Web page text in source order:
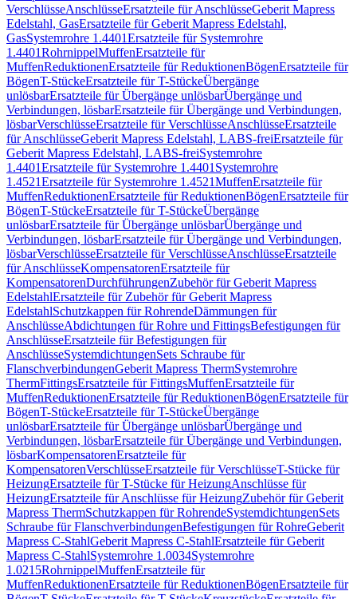
VerschlüsseAnschlüsseErsatzteile für AnschlüsseGeberit Mapress
Edelstahl, GasErsatzteile für Geberit Mapress Edelstahl,
GasSystemrohre 1.4401Ersatzteile für Systemrohre
1.4401RohrnippelMuffenErsatzteile für
MuffenReduktionenErsatzteile für ReduktionenBögenErsatzteile für
BögenT-StückeErsatzteile für T-StückeÜbergänge
unlösbarErsatzteile für Übergänge unlösbarÜbergänge und
Verbindungen, lösbarErsatzteile für Übergänge und Verbindungen,
lösbarVerschlüsseErsatzteile für VerschlüsseAnschlüsseErsatzteile
für AnschlüsseGeberit Mapress Edelstahl, LABS-freiErsatzteile für
Geberit Mapress Edelstahl, LABS-freiSystemrohre
1.4401Ersatzteile für Systemrohre 1.4401 Systemrohre
1.4521Ersatzteile für Systemrohre 1.4521MuffenErsatzteile für
MuffenReduktionenErsatzteile für ReduktionenBögenErsatzteile für
BögenT-StückeErsatzteile für T-StückeÜbergänge
unlösbarErsatzteile für Übergänge unlösbarÜbergänge und
Verbindungen, lösbarErsatzteile für Übergänge und Verbindungen,
lösbarVerschlüsseErsatzteile für VerschlüsseAnschlüsseErsatzteile
für AnschlüsseKompensatorenErsatzteile für
KompensatorenDurchführungenZubehör für Geberit Mapress
EdelstahlErsatzteile für Zubehör für Geberit Mapress
EdelstahlSchutzkappen für RohrendeDämmungen für
AnschlüsseAbdichtungen für Rohre und FittingsBefestigungen für
AnschlüsseErsatzteile für Befestigungen für
AnschlüsseSystemdichtungenSets Schraube für
FlanschverbindungenGeberit Mapress ThermSystemrohre
ThermFittingsErsatzteile für FittingsMuffenErsatzteile für
MuffenReduktionenErsatzteile für ReduktionenBögenErsatzteile für
BögenT-StückeErsatzteile für T-StückeÜbergänge
unlösbarErsatzteile für Übergänge unlösbarÜbergänge und
Verbindungen, lösbarErsatzteile für Übergänge und Verbindungen,
lösbarKompensatorenErsatzteile für
KompensatorenVerschlüsseErsatzteile für VerschlüsseT-Stücke für
HeizungErsatzteile für T-Stücke für HeizungAnschlüsse für
HeizungErsatzteile für Anschlüsse für HeizungZubehör für Geberit
Mapress ThermSchutzkappen für RohrendeSystemdichtungenSets
Schraube für FlanschverbindungenBefestigungen für RohreGeberit
Mapress C-StahlGeberit Mapress C-StahlErsatzteile für Geberit
Mapress C-StahlSystemrohre 1.0034Systemrohre
1.0215RohrnippelMuffenErsatzteile für
MuffenReduktionenErsatzteile für ReduktionenBögenErsatzteile für